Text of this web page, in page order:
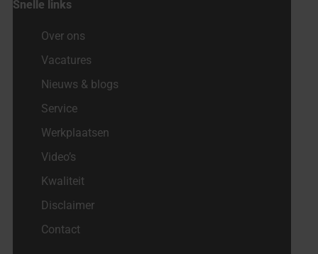
Snelle links
Over ons
Vacatures
Nieuws & blogs
Service
Werkplaatsen
Video’s
Kwaliteit
Disclaimer
Contact